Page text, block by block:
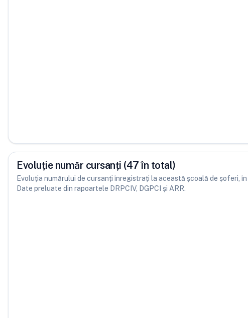
Evoluție număr cursanți (47 în total)
Evoluția numărului de cursanți înregistrați la această școală de șoferi,
Date preluate din rapoartele DRPCIV, DGPCI și ARR.